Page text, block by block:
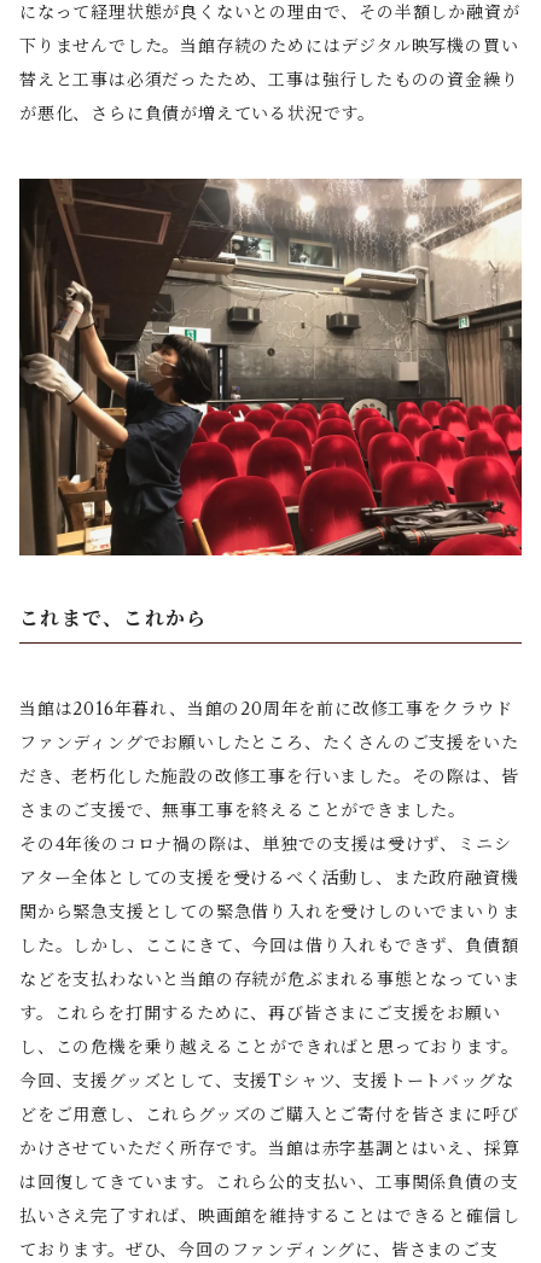
になって経理状態が良くないとの理由で、その半額しか融資が
下りませんでした。当館存続のためにはデジタル映写機の買い
替えと工事は必須だったため、工事は強行したものの資金繰り
が悪化、さらに負債が増えている状況です。
これまで、これから
当館は2016年暮れ、当館の20周年を前に改修工事をクラウド
ファンディングでお願いしたところ、たくさんのご支援をいた
だき、老朽化した施設の改修工事を行いました。その際は、皆
さまのご支援で、無事工事を終えることができました。
その4年後のコロナ禍の際は、単独での支援は受けず、ミニシ
アター全体としての支援を受けるべく活動し、また政府融資機
関から緊急支援としての緊急借り入れを受けしのいでまいりま
した。しかし、ここにきて、今回は借り入れもできず、負債額
などを支払わないと当館の存続が危ぶまれる事態となっていま
す。これらを打開するために、再び皆さまにご支援をお願い
し、この危機を乗り越えることができればと思っております。
今回、支援グッズとして、支援Tシャツ、支援トートバッグな
どをご用意し、これらグッズのご購入とご寄付を皆さまに呼び
かけさせていただく所存です。当館は赤字基調とはいえ、採算
は回復してきています。これら公的支払い、工事関係負債の支
払いさえ完了すれば、映画館を維持することはできると確信し
ております。ぜひ、今回のファンディングに、皆さまのご支